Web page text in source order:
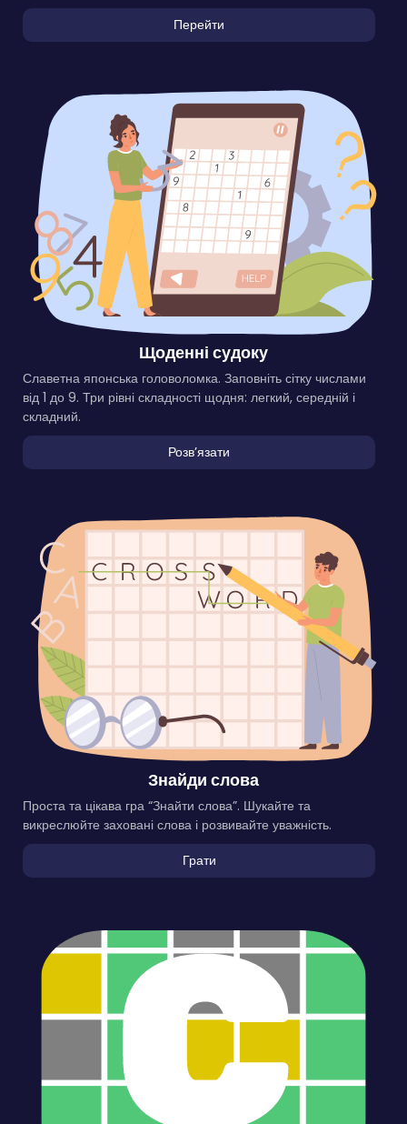
Перейти
Щоденні судоку
Славетна японська головоломка. Заповніть сітку числами
від 1 до 9. Три рівні складності щодня: легкий, середній і
складний.
Розвʼязати
Знайди слова
Проста та цікава гра “Знайти слова”. Шукайте та
викреслюйте заховані слова і розвивайте уважність.
Грати